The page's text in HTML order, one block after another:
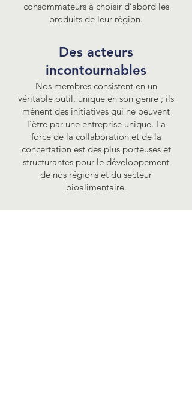
consommateurs à choisir d’abord les
produits de leur région.
Des acteurs
incontournables
Nos membres consistent en un
véritable outil, unique en son genre ; ils
mènent des initiatives qui ne peuvent
l’être par une entreprise unique. La
force de la collaboration et de la
concertation est des plus porteuses et
structurantes pour le développement
de nos régions et du secteur
bioalimentaire.